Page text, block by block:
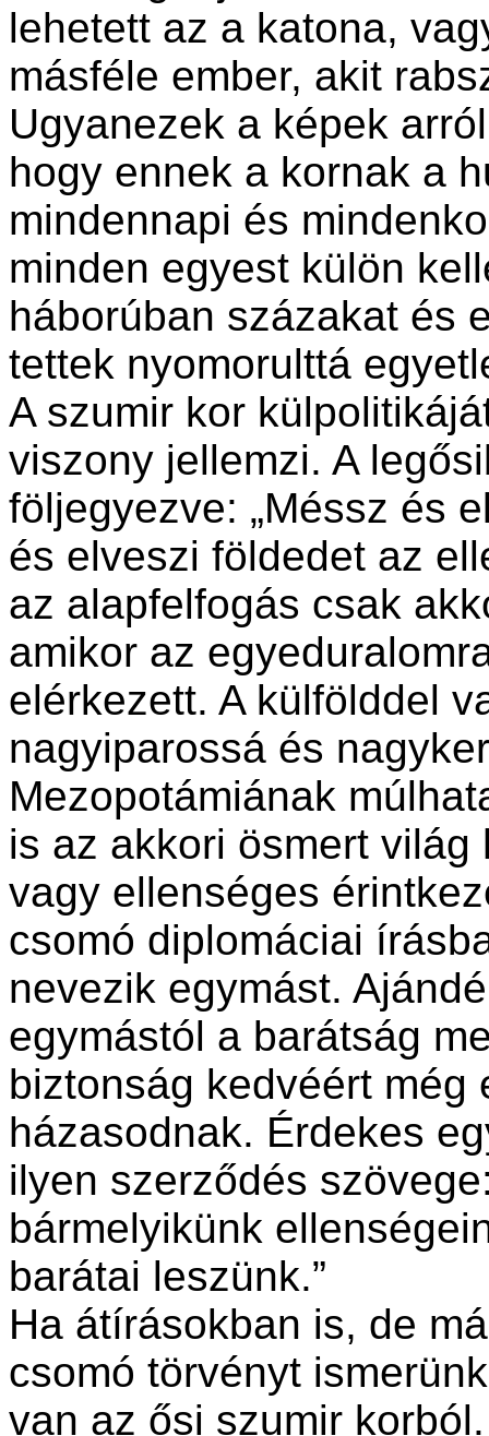
lehetett az a katona,
másféle ember, akit
Ugyanezek a képek
hogy ennek a kornak a
mindennapi és
minden egyest külön
háborúban százakat és
tettek nyomorulttá
A szumir kor
viszony jellemzi. A
följegyezve: „Méssz és
és elveszi földedet az
az alapfelfogás csak
amikor az
elérkezett. A külfölddel
nagyiparossá és
Mezopotámiának
is az akkori ösmert
vagy ellenséges
csomó diplomáciai
nevezik egymást.
egymástól a barátság
biztonság kedvéért
házasodnak. Érdekes
ilyen szerződés
bármelyikünk
barátai leszünk.”
Ha átírásokban is, de
csomó törvényt
van az ősi szumir